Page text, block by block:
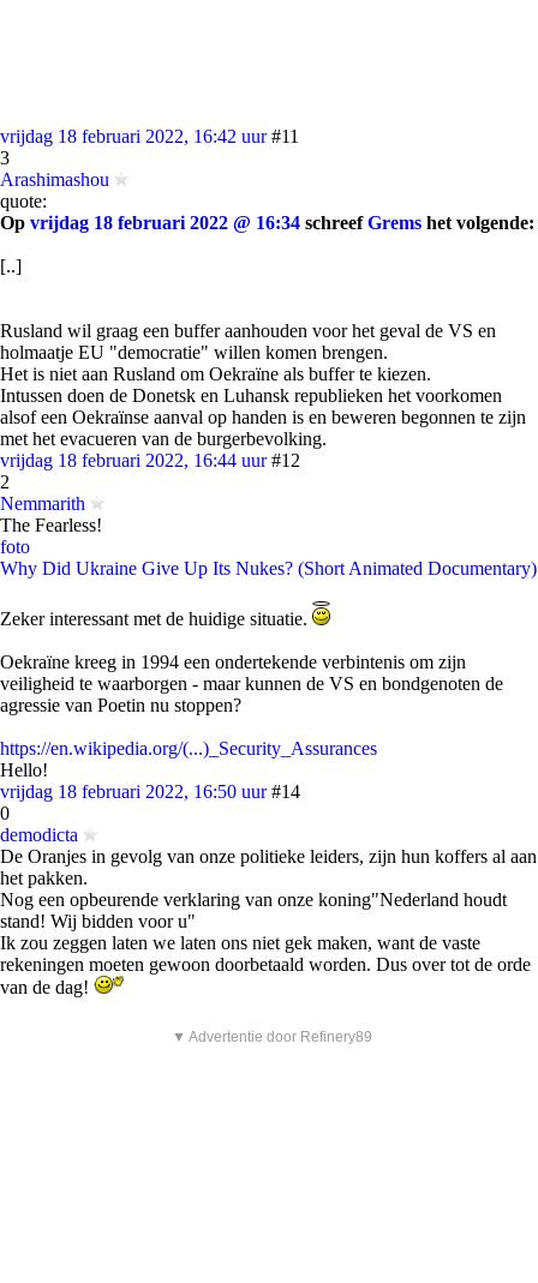
vrijdag 18 februari 2022, 16:42 uur #11
3
Arashimashou
quote:
Op vrijdag 18 februari 2022 @ 16:34 schreefGrems het volgende:
[..]
Rusland wil graag een buffer aanhouden voor het geval de VS en
holmaatje EU "democratie" willen komen brengen.
Het is niet aan Rusland om Oekraïne als buffer te kiezen.
Intussen doen de Donetsk en Luhansk republieken het voorkomen
alsof een Oekraïnse aanval op handen is en beweren begonnen te zijn
met het evacueren van de burgerbevolking.
vrijdag 18 februari 2022, 16:44 uur #12
2
Nemmarith
The Fearless!
foto
Why Did Ukraine Give Up Its Nukes? (Short Animated Documentary)
Zeker interessant met de huidige situatie.
Oekraïne kreeg in 1994 een ondertekende verbintenis om zijn
veiligheid te waarborgen - maar kunnen de VS en bondgenoten de
agressie van Poetin nu stoppen?
https://en.wikipedia.org/(...)_Security_Assurances
Hello!
vrijdag 18 februari 2022, 16:50 uur #14
0
demodicta
De Oranjes in gevolg van onze politieke leiders, zijn hun koffers al aan
het pakken.
Nog een opbeurende verklaring van onze koning"Nederland houdt
stand! Wij bidden voor u"
Ik zou zeggen laten we laten ons niet gek maken, want de vaste
rekeningen moeten gewoon doorbetaald worden. Dus over tot de orde
van de dag!
▼ Advertentie door Refinery89